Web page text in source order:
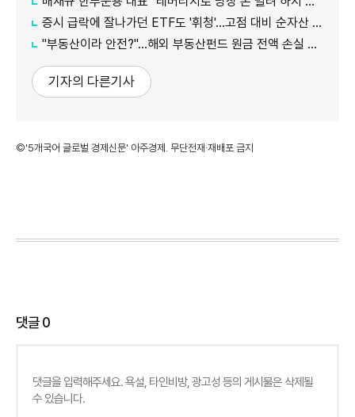
증시 급락에 잘나가던 ETF도 '휘청'…고점 대비 순자산 100조원 증발
"부동산이라 안전?"…해외 부동산펀드 원금 전액 손실 주의보
기자의 다른기사
©'5개국어 글로벌 경제신문' 아주경제. 무단전재·재배포 금지
댓글0